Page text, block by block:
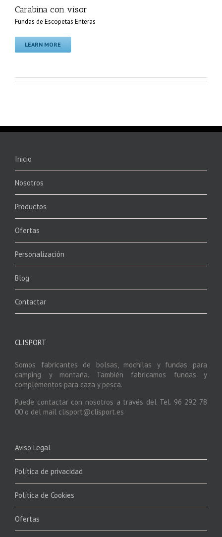
Carabina con visor
Fundas de Escopetas Enteras
LEARN MORE
Inicio
Nosotros
Productos
Ofertas
Personalización
Blog
Contactar
CLISPORT
Somos fabricantes de bolsas, mochilas y fundas para
camping y montaña. También fabricamos fundas y
complementos para caza y pesca.
Puede contactar con nosotros a través del Tel. 96 292 78
00 o del mail clisport@clisport.es
Aviso Legal
Política de privacidad
Política de Cookies
Ofertas